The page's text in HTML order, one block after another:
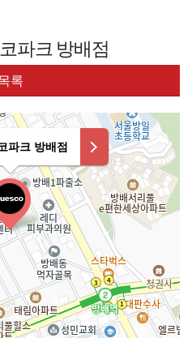
파크 방배점
록
파크 방배점